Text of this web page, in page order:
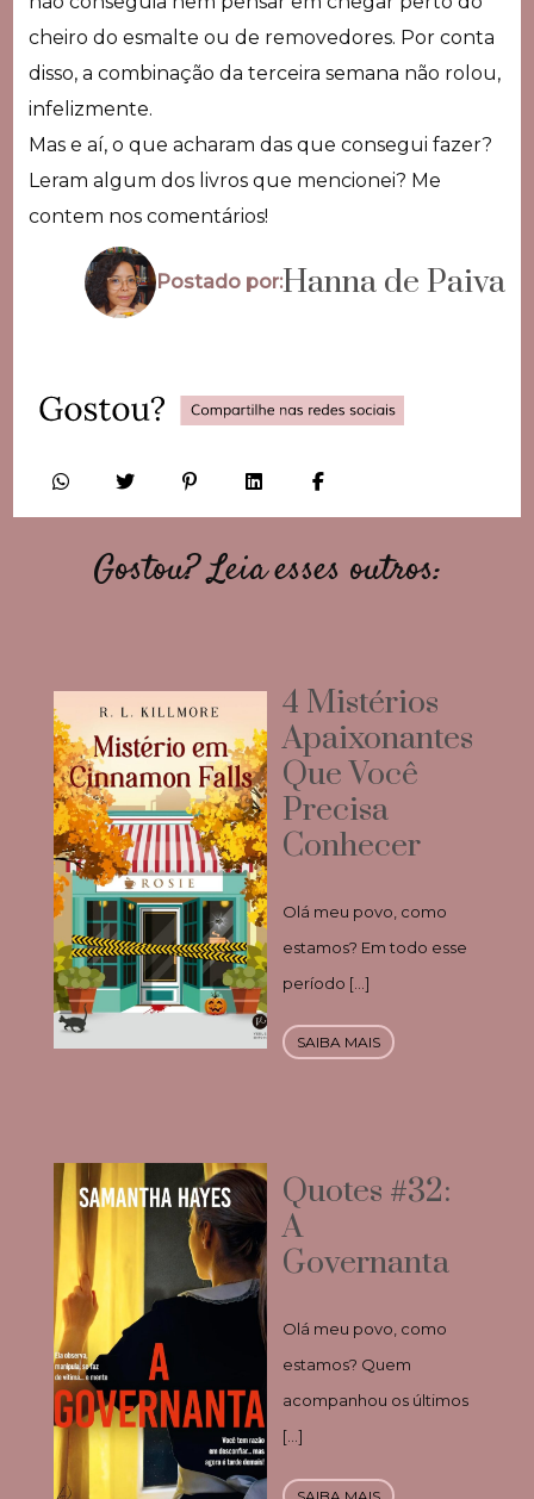
cheiro do esmalte ou de removedores. Por conta
disso, a combinação da terceira semana não rolou,
infelizmente.
Mas e aí, o que acharam das que consegui fazer?
Leram algum dos livros que mencionei? Me
contem nos comentários!
Postado por:Hanna de Paiva
Gostou? Leia esses outros:
4 Mistérios
Apaixonantes
Que Você
Precisa
Conhecer
Olá meu povo, como
estamos? Em todo esse
período […]
SAIBA MAIS
Quotes #32:
A
Governanta
Olá meu povo, como
estamos? Quem
acompanhou os últimos
[…]